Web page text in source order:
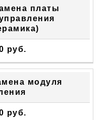
платы
руб.
модуля
руб.